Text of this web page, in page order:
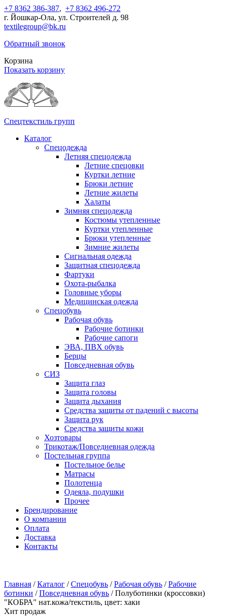
+7 8362 386-387, +7 8362 496-272
г. Йошкар-Ола, ул. Строителей д. 98
textilegroup@bk.ru
Обратный звонок
Корзина
Показать корзину
Спецтекстиль групп
Каталог
Спецодежда
Летняя спецодежда
Летние спецовки
Куртки летние
Брюки летние
Летние жилеты
Халаты
Зимняя спецодежда
Костюмы утепленные
Куртки утепленные
Брюки утепленные
Зимние жилеты
Сигнальная одежда
Защитная спецодежда
Фартуки
Охота-рыбалка
Головные уборы
Медицинская одежда
Спецобувь
Рабочая обувь
Рабочие ботинки
Рабочие сапоги
ЭВА, ПВХ обувь
Берцы
Повседневная обувь
СИЗ
Защита глаз
Защита головы
Защита дыхания
Средства защиты от падений с высоты
Защита рук
Средства защиты кожи
Хозтовары
Трикотаж/Повседневная одежда
Постельная группа
Постельное белье
Матрасы
Полотенца
Одеяла, подушки
Прочее
Брендирование
О компании
Оплата
Доставка
Контакты
Главная / Каталог / Спецобувь / Рабочая обувь / Рабочие
ботинки / Повседневная обувь / Полуботинки (кроссовки)
"КОБРА" нат.кожа/текстиль, цвет: хаки
Хит продаж